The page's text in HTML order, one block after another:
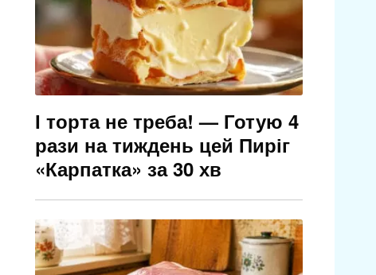
І торта не треба! — Готую 4
рази на тиждень цей Пиріг
«Карпатка» за 30 хв